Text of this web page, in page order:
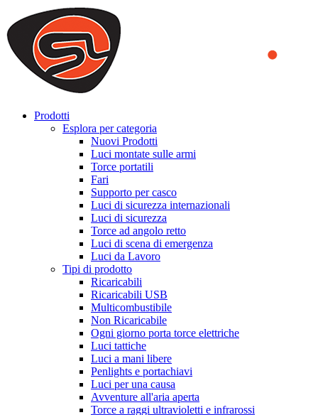
We use cookies to ensure that we provide you the best experience
on our website. By continuing to browse this website, you accept
that cookies are used to help us analyze how the website is used and
to offer you a better experience. To learn more or to find out how
you can disable cookies, you can access our
Prodotti
Esplora per categoria
Nuovi Prodotti
Luci montate sulle armi
Torce portatili
Fari
Supporto per casco
Luci di sicurezza internazionali
Luci di sicurezza
Torce ad angolo retto
Luci di scena di emergenza
Luci da Lavoro
Tipi di prodotto
Ricaricabili
Ricaricabili USB
Multicombustibile
Non Ricaricabile
Ogni giorno porta torce elettriche
Luci tattiche
Luci a mani libere
Penlights e portachiavi
Luci per una causa
Avventure all'aria aperta
Torce a raggi ultravioletti e infrarossi